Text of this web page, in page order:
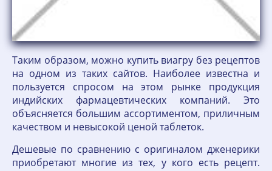
Таким образом, можно купить виагру без рецептов
на одном из таких сайтов. Наиболее известна и
пользуется спросом на этом рынке продукция
индийских фармацевтических компаний. Это
объясняется большим ассортиментом, приличным
качеством и невысокой ценой таблеток.
Дешевые по сравнению с оригиналом дженерики
приобретают многие из тех, у кого есть рецепт.